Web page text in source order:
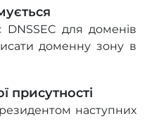
для доменів
доменну зону в
присутності
наступних